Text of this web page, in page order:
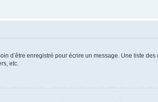
d’être enregistré pour écrire un message. Une liste des
etc.